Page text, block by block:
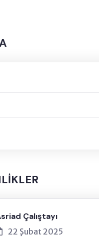
Çalıştayı
22 Şubat 2025